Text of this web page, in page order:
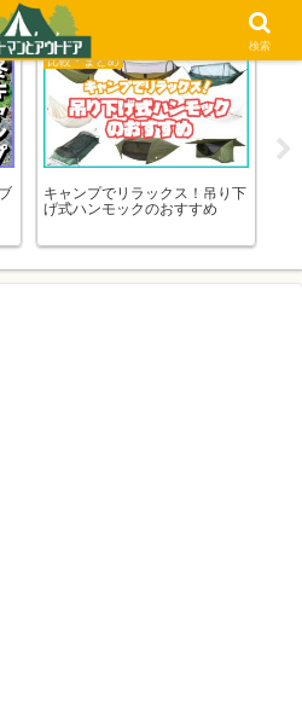
比較・まとめ
キャンプでリラックス！吊り下
げ式ハンモックのおすすめ
ゆ
検索